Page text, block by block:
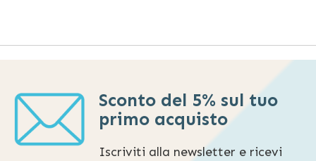
Sconto del 5% sul tuo
primo acquisto
Iscriviti alla newsletter e ricevi